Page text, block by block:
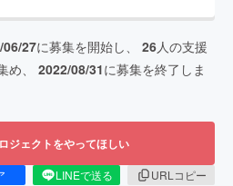
06/27に募集を開始し、 26人の支援
め、 2022/08/31に募集を終了しま
ジェクトをやってほしい
LINEで送る
URLコピー